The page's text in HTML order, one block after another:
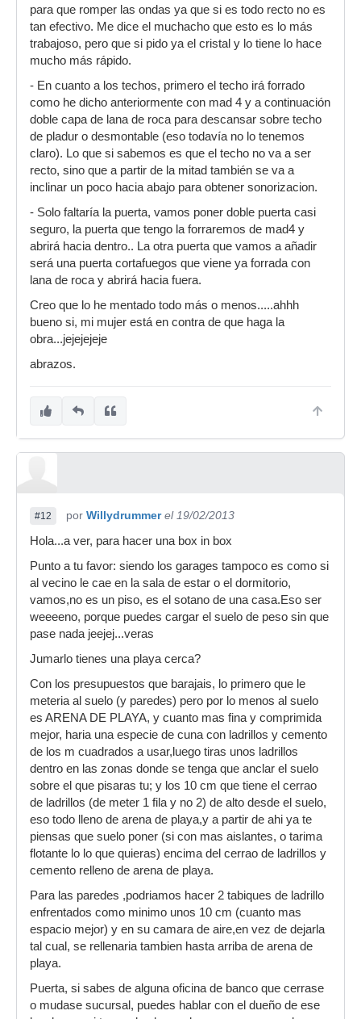
para que romper las ondas ya que si es todo recto no es
tan efectivo. Me dice el muchacho que esto es lo más
trabajoso, pero que si pido ya el cristal y lo tiene lo hace
mucho más rápido.
- En cuanto a los techos, primero el techo irá forrado
como he dicho anteriormente con mad 4 y a continuación
doble capa de lana de roca para descansar sobre techo
de pladur o desmontable (eso todavía no lo tenemos
claro). Lo que si sabemos es que el techo no va a ser
recto, sino que a partir de la mitad también se va a
inclinar un poco hacia abajo para obtener sonorizacion.
- Solo faltaría la puerta, vamos poner doble puerta casi
seguro, la puerta que tengo la forraremos de mad4 y
abrirá hacia dentro.. La otra puerta que vamos a añadir
será una puerta cortafuegos que viene ya forrada con
lana de roca y abrirá hacia fuera.
Creo que lo he mentado todo más o menos.....ahhh
bueno si, mi mujer está en contra de que haga la
obra...jejejejeje
abrazos.
#12 por Willydrummer el 19/02/2013
Hola...a ver, para hacer una box in box
Punto a tu favor: siendo los garages tampoco es como si
al vecino le cae en la sala de estar o el dormitorio,
vamos,no es un piso, es el sotano de una casa.Eso ser
weeeeno, porque puedes cargar el suelo de peso sin que
pase nada jeejej...veras
Jumarlo tienes una playa cerca?
Con los presupuestos que barajais, lo primero que le
meteria al suelo (y paredes) pero por lo menos al suelo
es ARENA DE PLAYA, y cuanto mas fina y comprimida
mejor, haria una especie de cuna con ladrillos y cemento
de los m cuadrados a usar,luego tiras unos ladrillos
dentro en las zonas donde se tenga que anclar el suelo
sobre el que pisaras tu; y los 10 cm que tiene el cerrao
de ladrillos (de meter 1 fila y no 2) de alto desde el suelo,
eso todo lleno de arena de playa,y a partir de ahi ya te
piensas que suelo poner (si con mas aislantes, o tarima
flotante lo lo que quieras) encima del cerrao de ladrillos y
cemento relleno de arena de playa.
Para las paredes ,podriamos hacer 2 tabiques de ladrillo
enfrentados como minimo unos 10 cm (cuanto mas
espacio mejor) y en su camara de aire,en vez de dejarla
tal cual, se rellenaria tambien hasta arriba de arena de
playa.
Puerta, si sabes de alguna oficina de banco que cerrase
o mudase sucursal, puedes hablar con el dueño de ese